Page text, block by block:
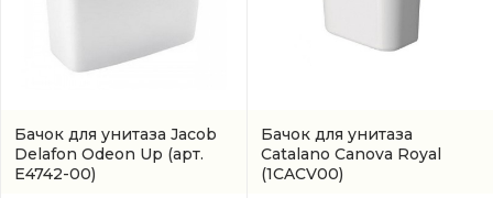
Бачок для унитаза Jacob
Delafon Odeon Up (арт.
E4742-00)
Бачок для унитаза
Catalano Canova Royal
(1CACV00)